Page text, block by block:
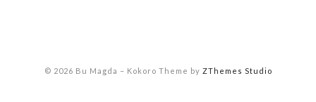
© 2026 Bu Magda – Kokoro Theme by ZThemes Studio